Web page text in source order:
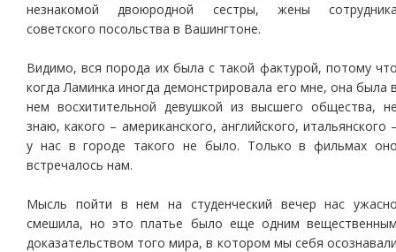
незнакомой двоюродной сестры, жены
советского посольства в Вашингтоне.
Видимо, вся порода их была с такой фактурой, потому
когда Ламинка иногда демонстрировала его мне, она была
нем восхитительной девушкой из высшего общества,
знаю, какого – американского, английского, итальянского
у нас в городе такого не было. Только в фильмах
встречалось нам.
Мысль пойти в нем на студенческий вечер нас
смешила, но это платье было еще одним
доказательством того мира, в котором мы себя